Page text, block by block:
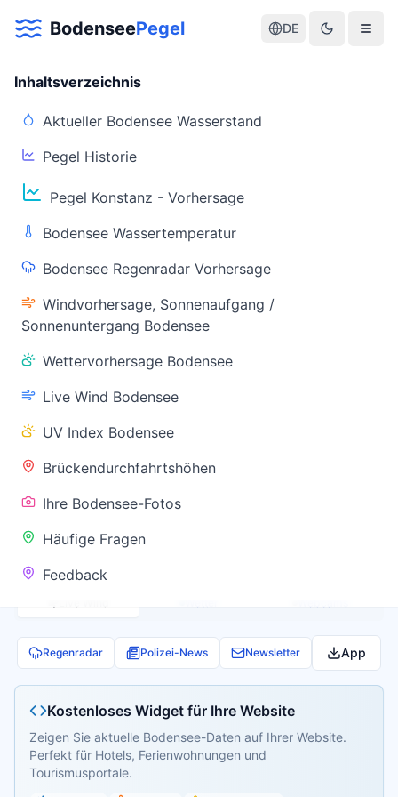
BodenseePegel DE
Inhaltsverzeichnis
Aktueller Bodensee Wasserstand
Pegel Historie
Pegel Konstanz - Vorhersage
Bodensee Wassertemperatur
Bodensee Regenradar Vorhersage
Windvorhersage, Sonnenaufgang /
Sonnenuntergang Bodensee
Wettervorhersage Bodensee
Live Wind Bodensee
UV Index Bodensee
Brückendurchfahrtshöhen
Ihre Bodensee-Fotos
Häufige Fragen
Feedback
Aktuelle Warnlage Bodensee
Aktueller Bodensee Pegel & Wasserstand
Live-Daten
(Konstanz)
Wassertemperatur
(Friedrichshafen)
Warnstatus
✅ Keine
Warnung
Regenradar Polizei-News Newsletter App
Kostenloses Widget für Ihre Website
Zeigen Sie aktuelle Bodensee-Daten auf Ihrer Website.
Perfekt für Hotels, Ferienwohnungen und
Tourismusportale.